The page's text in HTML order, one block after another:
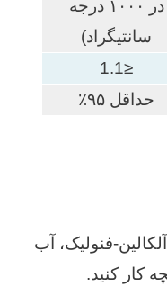
در ۱۰۰۰ درجه
سانتیگراد)
حداقل ۹۵٪
فنولیک، آب
کنید.